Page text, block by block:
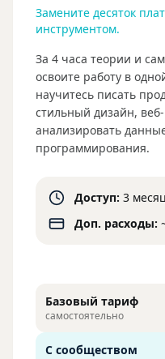
Замените десяток
инструментом.
За 4 часа теории и
освоите работу в
научитесь писать
стильный дизайн,
анализировать
программирования.
Доступ: 3
Доп. расходы:
Базовый тариф
самостоятельно
С сообществом